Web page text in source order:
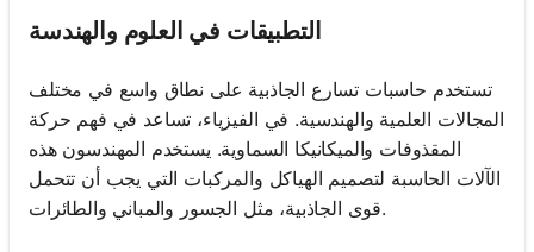
التطبيقات في العلوم والهندسة
تستخدم حاسبات تسارع الجاذبية على نطاق واسع في مختلف
المجالات العلمية والهندسية. في الفيزياء، تساعد في فهم حركة
المقذوفات والميكانيكا السماوية. يستخدم المهندسون هذه
الآلات الحاسبة لتصميم الهياكل والمركبات التي يجب أن تتحمل
قوى الجاذبية، مثل الجسور والمباني والطائرات.